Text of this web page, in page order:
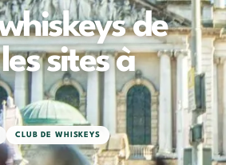
de
sites à
CLUB DE WHISKEYS